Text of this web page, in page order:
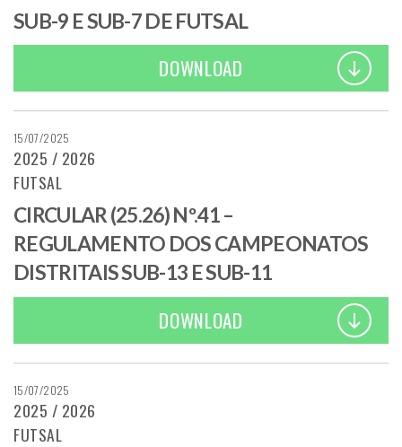
SUB-9 E SUB-7 DE FUTSAL
DOWNLOAD
15/07/2025
2025 / 2026
FUTSAL
CIRCULAR (25.26) Nº.41 –
REGULAMENTO DOS CAMPEONATOS
DISTRITAIS SUB-13 E SUB-11
DOWNLOAD
15/07/2025
2025 / 2026
FUTSAL